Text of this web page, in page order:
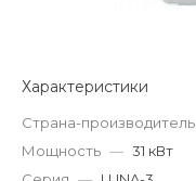
Характеристики
Страна-производитель
Мощность — 31 кВт